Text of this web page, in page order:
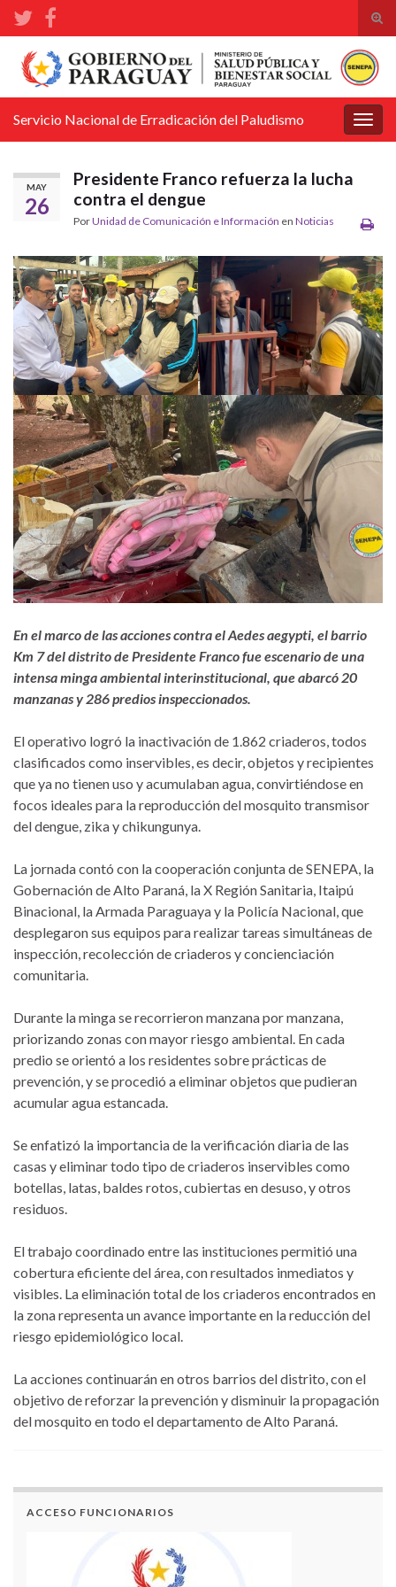
el
de
Search for:
la
Servicio Nacional de Erradicación del Paludismo
MAY
26
Presidente Franco refuerza la lucha
contra el dengue
PorUnidad de Comunicación e Información en Noticias
En el marco de las acciones contra el Aedes aegypti, el barrio
Km 7 del distrito de Presidente Franco fue escenario de una
intensa minga ambiental interinstitucional, que abarcó 20
manzanas y 286 predios inspeccionados.
El operativo logró la inactivación de 1.862 criaderos, todos
clasificados como inservibles, es decir, objetos y recipientes
que ya no tienen uso y acumulaban agua, convirtiéndose en
focos ideales para la reproducción del mosquito transmisor
del dengue, zika y chikungunya.
La jornada contó con la cooperación conjunta de SENEPA, la
Gobernación de Alto Paraná, la X Región Sanitaria, Itaipú
Binacional, la Armada Paraguaya y la Policía Nacional, que
desplegaron sus equipos para realizar tareas simultáneas de
inspección, recolección de criaderos y concienciación
comunitaria.
Durante la minga se recorrieron manzana por manzana,
priorizando zonas con mayor riesgo ambiental. En cada
predio se orientó a los residentes sobre prácticas de
prevención, y se procedió a eliminar objetos que pudieran
acumular agua estancada.
Se enfatizó la importancia de la verificación diaria de las
casas y eliminar todo tipo de criaderos inservibles como
botellas, latas, baldes rotos, cubiertas en desuso, y otros
residuos.
El trabajo coordinado entre las instituciones permitió una
cobertura eficiente del área, con resultados inmediatos y
visibles. La eliminación total de los criaderos encontrados en
la zona representa un avance importante en la reducción del
riesgo epidemiológico local.
La acciones continuarán en otros barrios del distrito, con el
objetivo de reforzar la prevención y disminuir la propagación
del mosquito en todo el departamento de Alto Paraná.
ACCESO FUNCIONARIOS